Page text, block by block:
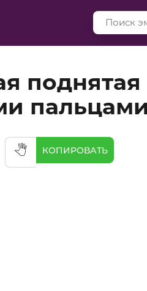
поднятая
пальцами
🖑 КОПИРОВАТЬ